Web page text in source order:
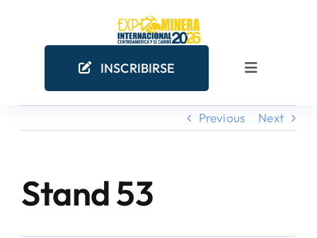
INSCRIBIRSE
Toggle
Previous Next
Stand 53